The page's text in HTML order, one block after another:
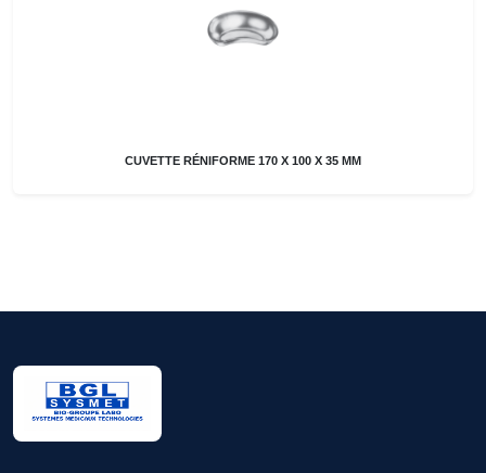
CUVETTE RÉNIFORME 170 X 100 X 35 MM